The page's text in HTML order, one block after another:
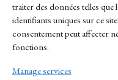
traiter des données telles
identifiants uniques sur ce
consentement peut affecter
fonctions.
Manage services
Contact
Sitemap